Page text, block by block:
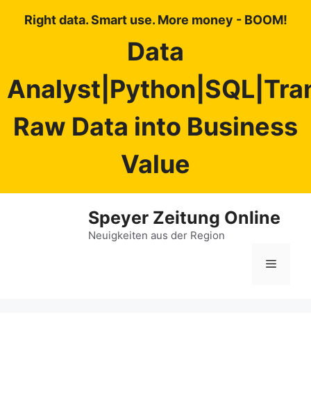
Right data. Smart use. More money - BOOM!
Data
Raw Data into Business
Value
Speyer Zeitung Online
Neuigkeiten aus der Region
Menü